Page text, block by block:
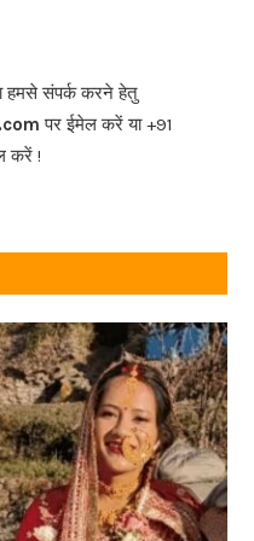
हमसे संपर्क करने हेतु
पर ईमेल करें या +91
करें !